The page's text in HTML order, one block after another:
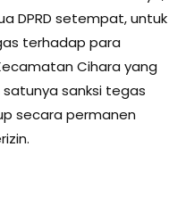
DPRD setempat, untuk
terhadap para
Cihara yang
sanksi tegas
secara permanen